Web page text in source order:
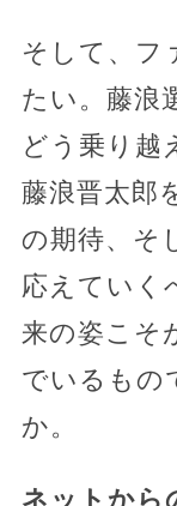
そして、フ
たい。藤浪
どう乗り越
藤浪晋太郎
の期待、そ
応えていく
来の姿こそ
でいるもの
か。
ネットから